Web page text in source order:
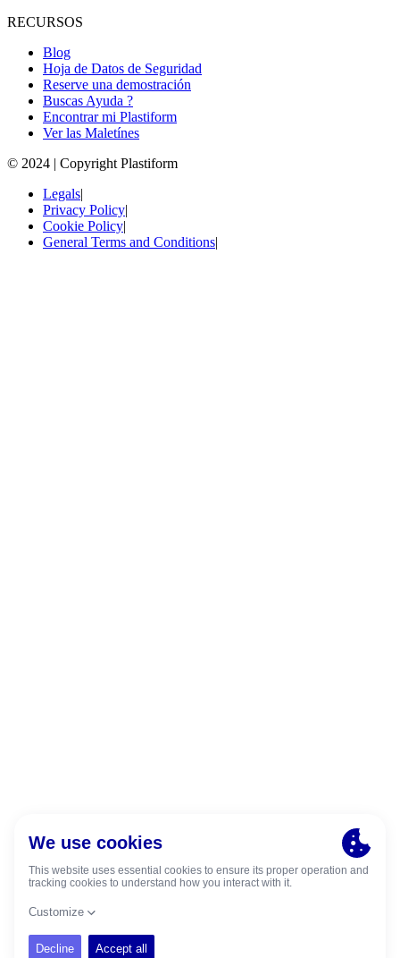
RECURSOS
Blog
Hoja de Datos de Seguridad
Reserve una demostración
Buscas Ayuda ?
Encontrar mi Plastiform
Ver las Maletínes
© 2024 | Copyright Plastiform
Legals|
Privacy Policy|
Cookie Policy|
General Terms and Conditions|